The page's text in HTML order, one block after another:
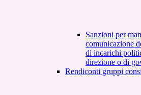
Sanzioni per
comunicazione
di incarichi
direzione o di
Rendiconti gruppi